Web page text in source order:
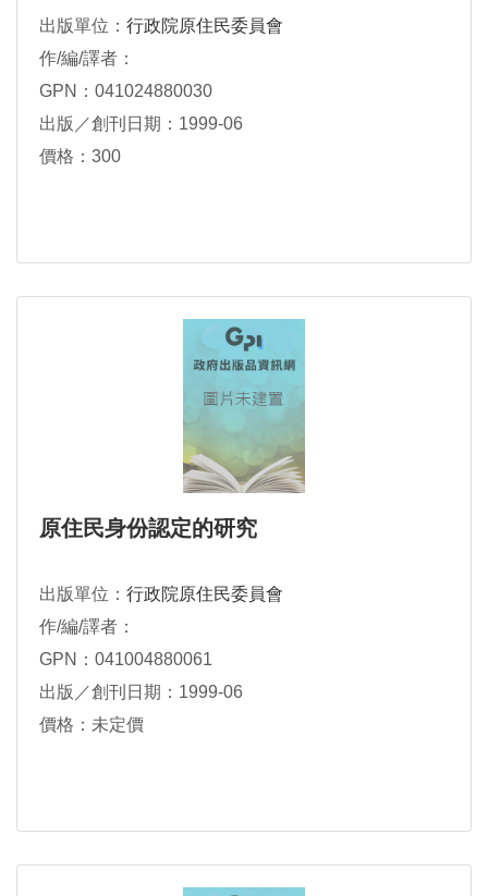
出版單位： 行政院原住民委員會
作/編/譯者：
GPN：041024880030
出版／創刊日期：1999-06
價格：300
原住民身份認定的研究
出版單位： 行政院原住民委員會
作/編/譯者：
GPN：041004880061
出版／創刊日期：1999-06
價格：未定價